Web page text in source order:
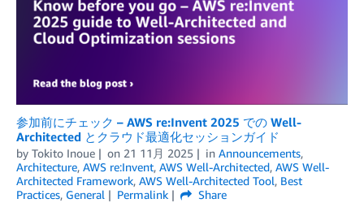
参加前にチェック – AWS re:Invent 2025 での Well-
Architected とクラウド最適化セッションガイド
by Tokito Inoue on 21 11月 2025 in Announcements,
Architecture, AWS re:Invent, AWS Well-Architected, AWS Well-
Architected Framework, AWS Well-Architected Tool, Best
Practices, General Permalink
Share